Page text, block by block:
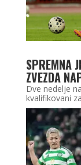
SPREMNA
ZVEZDA
Dve nedelje
kvalifikovani